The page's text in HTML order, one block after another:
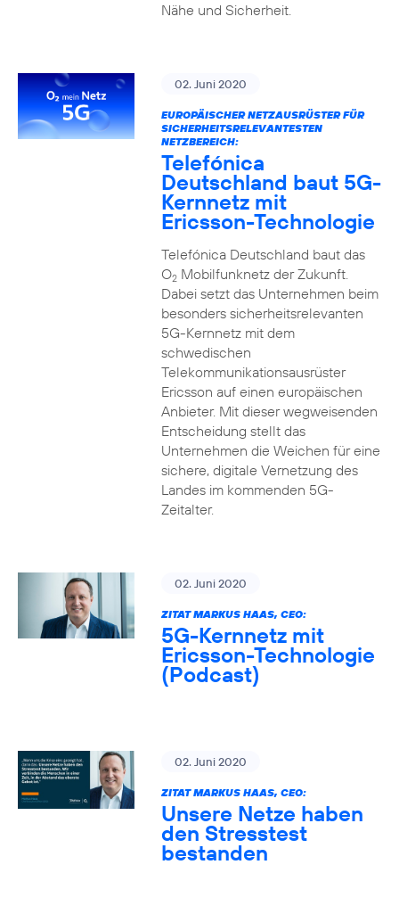
Nähe und Sicherheit.
02. Juni 2020
EUROPÄISCHER NETZAUSRÜSTER FÜR
SICHERHEITSRELEVANTESTEN
NETZBEREICH:
Telefónica
Deutschland baut 5G-
Kernnetz mit
Ericsson-Technologie
Telefónica Deutschland baut das
O2Mobilfunknetz der Zukunft.
Dabei setzt das Unternehmen beim
besonders sicherheitsrelevanten
5G-Kernnetz mit dem
schwedischen
Telekommunikationsausrüster
Ericsson auf einen europäischen
Anbieter. Mit dieser wegweisenden
Entscheidung stellt das
Unternehmen die Weichen für eine
sichere, digitale Vernetzung des
Landes im kommenden 5G-
Zeitalter.
02. Juni 2020
ZITAT MARKUS HAAS, CEO:
5G-Kernnetz mit
Ericsson-Technologie
(Podcast)
02. Juni 2020
ZITAT MARKUS HAAS, CEO:
Unsere Netze haben
den Stresstest
bestanden